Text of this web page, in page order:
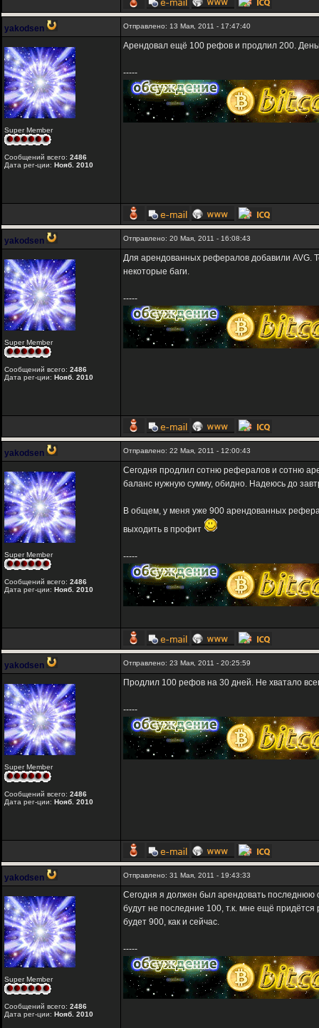
yakodsen Отправлено: 13 Мая, 2011 - 17:47:40
Super Member
Сообщений всего: 2486
Дата рег-ции: Нояб. 2010
Арендовал ещё 100 рефов и продлил 200.
-----
yakodsen Отправлено: 20 Мая, 2011 - 16:08:43
Super Member
Сообщений всего: 2486
Дата рег-ции: Нояб. 2010
Для арендованных рефералов добавили AVG.
некоторые баги.
-----
yakodsen Отправлено: 22 Мая, 2011 - 12:00:43
Super Member
Сообщений всего: 2486
Дата рег-ции: Нояб. 2010
Сегодня продлил сотню рефералов и сотню
баланс нужную сумму, обидно. Надеюсь до
В общем, у меня уже 900 арендованных
выходить в профит
-----
yakodsen Отправлено: 23 Мая, 2011 - 20:25:59
Super Member
Сообщений всего: 2486
Дата рег-ции: Нояб. 2010
Продлил 100 рефов на 30 дней. Не хватало
-----
yakodsen Отправлено: 31 Мая, 2011 - 19:43:33
Super Member
Сообщений всего: 2486
Дата рег-ции: Нояб. 2010
Сегодня я должен был арендовать последнюю
будут не последние 100, т.к. мне ещё придётся
будет 900, как и сейчас.
-----